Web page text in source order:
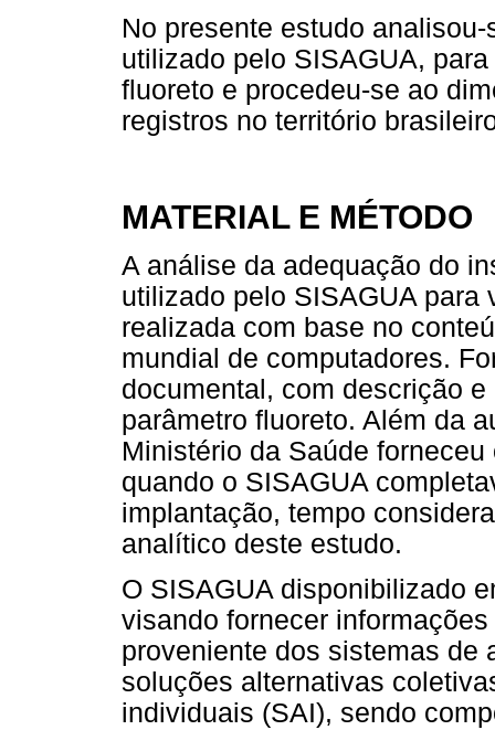
No presente estudo
utilizado pelo SISAGUA,
fluoreto e procedeu-se ao
registros no território
MATERIAL E MÉTODO
A análise da adequação do
utilizado pelo SISAGUA
realizada com base no
mundial de computadores.
documental, com descrição
parâmetro fluoreto. Além da
Ministério da Saúde
quando o SISAGUA
implantação, tempo
analítico deste estudo.
O SISAGUA disponibilizado
visando fornecer
proveniente dos sistemas de
soluções alternativas
individuais (SAI), sendo